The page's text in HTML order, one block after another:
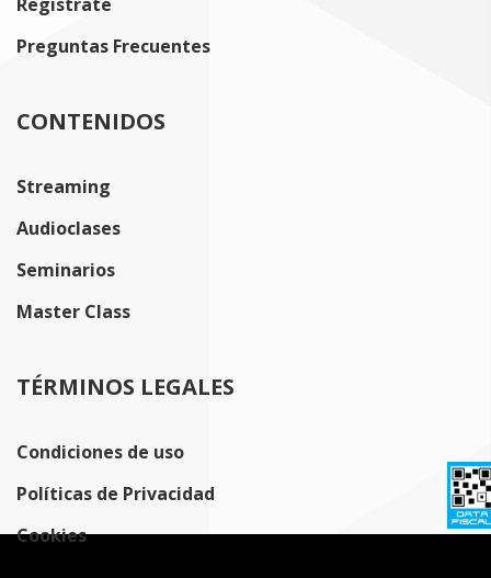
Preguntas Frecuentes
CONTENIDOS
Streaming
Audioclases
Seminarios
Master Class
TÉRMINOS LEGALES
Condiciones de uso
Políticas de Privacidad
Cookies